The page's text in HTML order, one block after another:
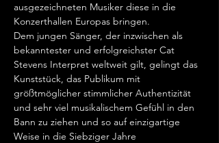
ausgezeichneten Musiker diese in die
Konzerthallen Europas bringen.
Dem jungen Sänger, der inzwischen als
bekanntester und erfolgreichster Cat
Stevens Interpret weltweit gilt, gelingt das
Kunststück, das Publikum mit
größtmöglicher stimmlicher Authentizität
und sehr viel musikalischem Gefühl in den
Bann zu ziehen und so auf einzigartige
Weise in die Siebziger Jahre